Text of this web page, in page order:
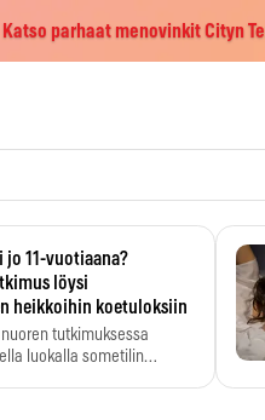
parhaat menovinkit Cityn
jo 11-vuotiaana?
löysi
heikkoihin koetuloksiin
tutkimuksessa
luokalla sometilin…